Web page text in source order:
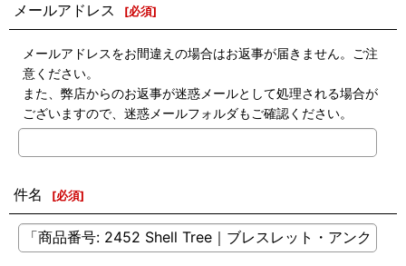
メールアドレス [必須]
メールアドレスをお間違えの場合はお返事が届きません。ご注
意ください。
また、弊店からのお返事が迷惑メールとして処理される場合が
ございますので、迷惑メールフォルダもご確認ください。
件名 [必須]